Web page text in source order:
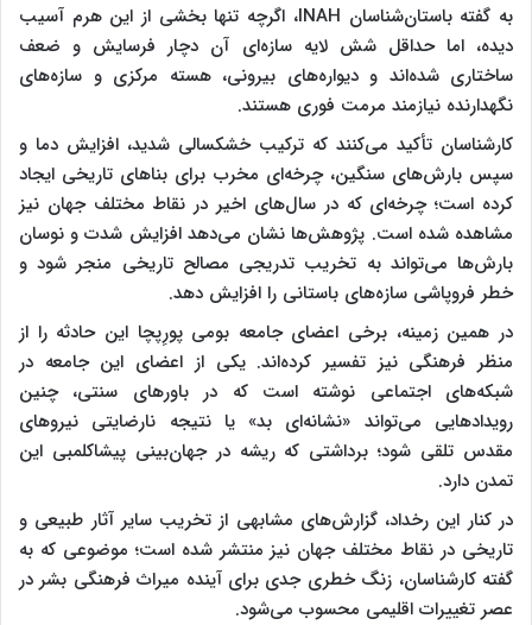
به گفته باستان‌شناسان INAH، اگرچه تنها بخشی از این هرم آسیب
دیده، اما حداقل شش لایه سازه‌ای آن دچار فرسایش و ضعف
ساختاری شده‌اند و دیواره‌های بیرونی، هسته مرکزی و سازه‌های
نگهدارنده نیازمند مرمت فوری هستند.
کارشناسان تأکید می‌کنند که ترکیب خشکسالی شدید، افزایش دما و
سپس بارش‌های سنگین، چرخه‌ای مخرب برای بناهای تاریخی ایجاد
کرده است؛ چرخه‌ای که در سال‌های اخیر در نقاط مختلف جهان نیز
مشاهده شده است. پژوهش‌ها نشان می‌دهد افزایش شدت و نوسان
بارش‌ها می‌تواند به تخریب تدریجی مصالح تاریخی منجر شود و
خطر فروپاشی سازه‌های باستانی را افزایش دهد.
در همین زمینه، برخی اعضای جامعه بومی پورِپچا این حادثه را از
منظر فرهنگی نیز تفسیر کرده‌اند. یکی از اعضای این جامعه در
شبکه‌های اجتماعی نوشته است که در باورهای سنتی، چنین
رویدادهایی می‌تواند «نشانه‌ای بد» یا نتیجه نارضایتی نیروهای
مقدس تلقی شود؛ برداشتی که ریشه در جهان‌بینی پیشاکلمبی این
تمدن دارد.
در کنار این رخداد، گزارش‌های مشابهی از تخریب سایر آثار طبیعی و
تاریخی در نقاط مختلف جهان نیز منتشر شده است؛ موضوعی که به
گفته کارشناسان، زنگ خطری جدی برای آینده میراث فرهنگی بشر در
عصر تغییرات اقلیمی محسوب می‌شود.